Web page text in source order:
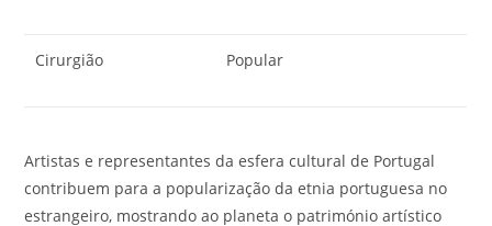
Cirurgião Popular
Artistas e representantes da esfera cultural de Portugal
contribuem para a popularização da etnia portuguesa no
estrangeiro, mostrando ao planeta o património artístico